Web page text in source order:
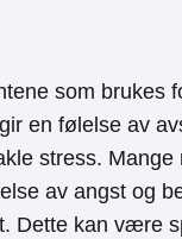
som brukes
en følelse av
stress.
av angst og
Dette kan være